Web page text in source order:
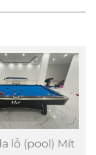
lỗ (pool) Mít